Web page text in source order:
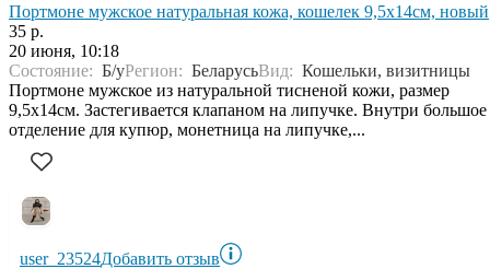
Портмоне мужское натуральная кожа, кошелек 9,5х14см, новый
35 р.
20 июня, 10:18
Состояние: Б/уРегион: БеларусьВид: Кошельки, визитницы
Портмоне мужское из натуральной тисненой кожи, размер
9,5х14см. Застегивается клапаном на липучке. Внутри большое
отделение для купюр, монетница на липучке,...
user_23524Добавить отзыв